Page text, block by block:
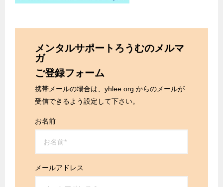
メンタルサポートろうむのメルマ
ガ
ご登録フォーム
携帯メールの場合は、yhlee.org からのメールが
受信できるよう設定して下さい。
お名前
メールアドレス